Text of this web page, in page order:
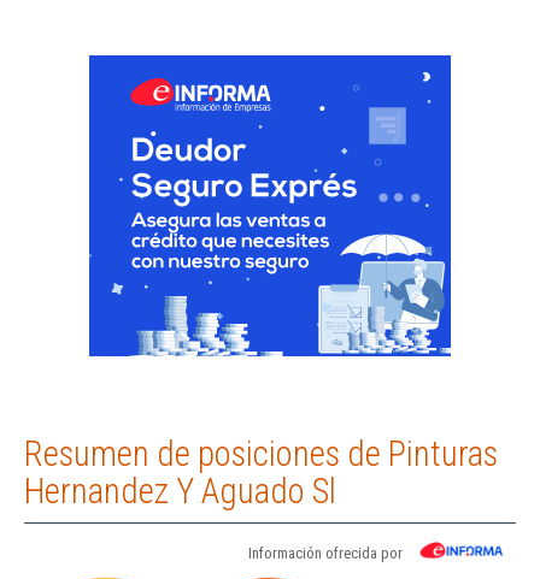
Resumen de posiciones de Pinturas
Hernandez Y Aguado Sl
Información ofrecida por